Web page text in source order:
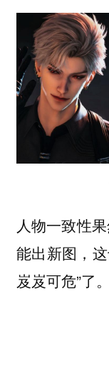
人物一致性
能出新图，
岌岌可危”了。